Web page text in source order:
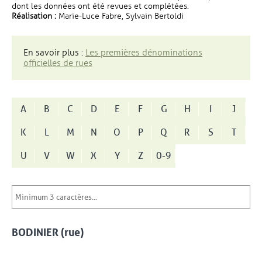
dont les données ont été revues et complétées.
Réalisation : Marie-Luce Fabre, Sylvain Bertoldi
En savoir plus : Les premières dénominations
officielles de rues
A B C D E F G H I
J
K
L M N O P Q R S
T
U
V W X Y Z 0-9
BODINIER (rue)